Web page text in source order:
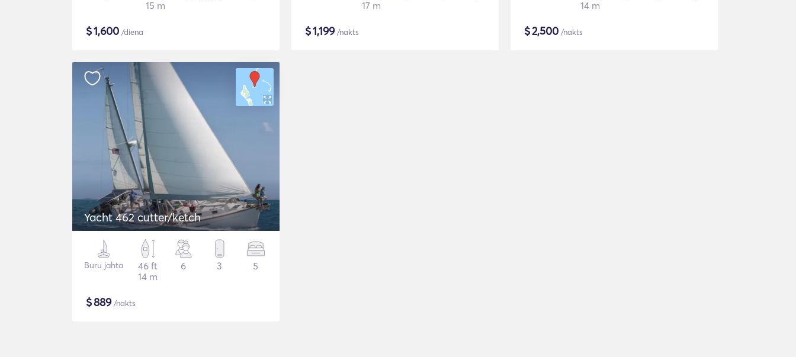
15 m
$1,600 /diena
17 m
$1,199/nakts
14 m
$2,500 /nakts
Yacht 462 cutter/ketch
Buru jahta
46 ft
14 m
6 3 5
$889/nakts